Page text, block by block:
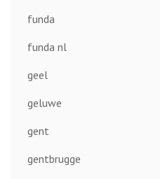
funda
funda nl
geel
geluwe
gent
gentbrugge